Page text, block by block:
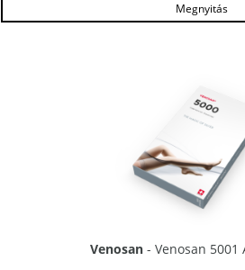
Megnyitás
Venosan- Venosan 5001